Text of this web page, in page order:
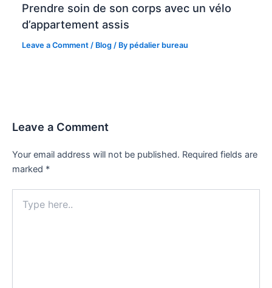
Prendre soin de son corps avec un vélo
d’appartement assis
Leave a Comment / Blog / Bypédalier bureau
Leave a Comment
Your email address will not be published. Required fields are
marked *
here..